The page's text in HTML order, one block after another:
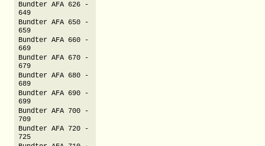
Bundter AFA 626 -
649
Bundter AFA 650 -
659
Bundter AFA 660 -
669
Bundter AFA 670 -
679
Bundter AFA 680 -
689
Bundter AFA 690 -
699
Bundter AFA 700 -
709
Bundter AFA 720 -
725